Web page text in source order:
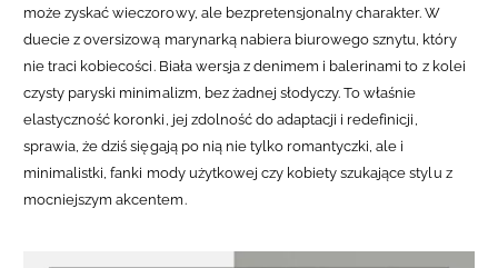
może zyskać wieczorowy, ale bezpretensjonalny charakter. W
duecie z oversizową marynarką nabiera biurowego sznytu, który
nie traci kobiecości. Biała wersja z denimem i balerinami to z kolei
czysty paryski minimalizm, bez żadnej słodyczy. To właśnie
elastyczność koronki, jej zdolność do adaptacji i redefinicji,
sprawia, że dziś sięgają po nią nie tylko romantyczki, ale i
minimalistki, fanki mody użytkowej czy kobiety szukające stylu z
mocniejszym akcentem.